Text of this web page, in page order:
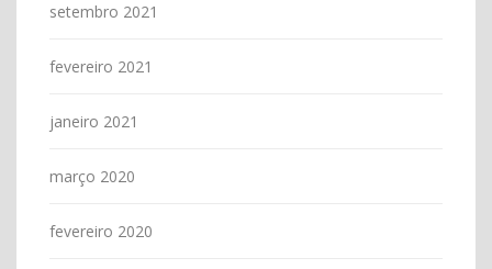
setembro 2021
fevereiro 2021
janeiro 2021
março 2020
fevereiro 2020